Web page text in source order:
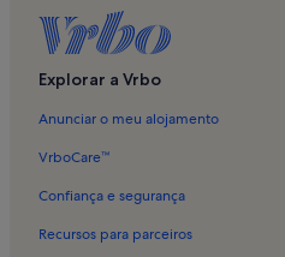
Alojamento para férias em São
Alojamento para férias em Boa Aldeia
Alojamento para férias em Praça de
Alojamento para férias em Pinheiro
Alojamento para férias em Fataunços
Explorar a Vrbo
Anunciar o meu alojamento
VrboCare™
Confiança e segurança
Recursos para parceiros